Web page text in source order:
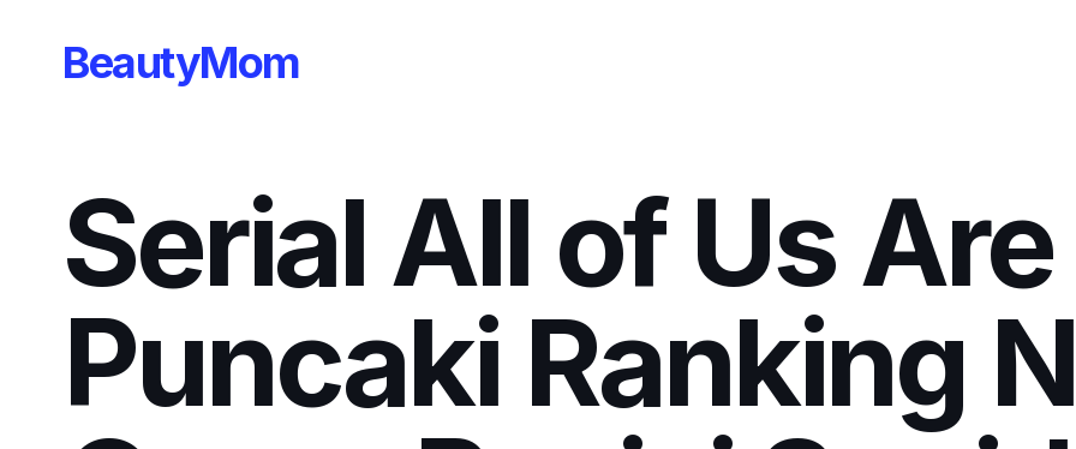
BeautyMom
Serial All of Us
Puncaki Ranking